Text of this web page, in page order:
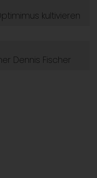
kultivieren
Dennis Fischer